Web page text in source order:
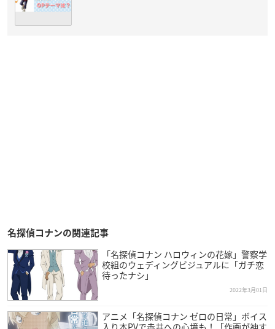
名探偵コナンの関連記事
「名探偵コナン ハロウィンの花嫁」警察学
校組のウェディングビジュアルに「ガチ恋
待ったナシ」
2022年3月01日
アニメ「名探偵コナン ゼロの日常」ボイス